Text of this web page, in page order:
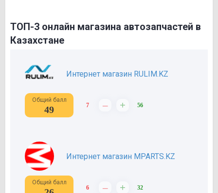
ТОП-3 онлайн магазина автозапчастей в
Казахстане
Интернет магазин RULIM.KZ
Общий балл
49 7 – + 56
Интернет магазин MPARTS.KZ
Общий балл
6 – + 32